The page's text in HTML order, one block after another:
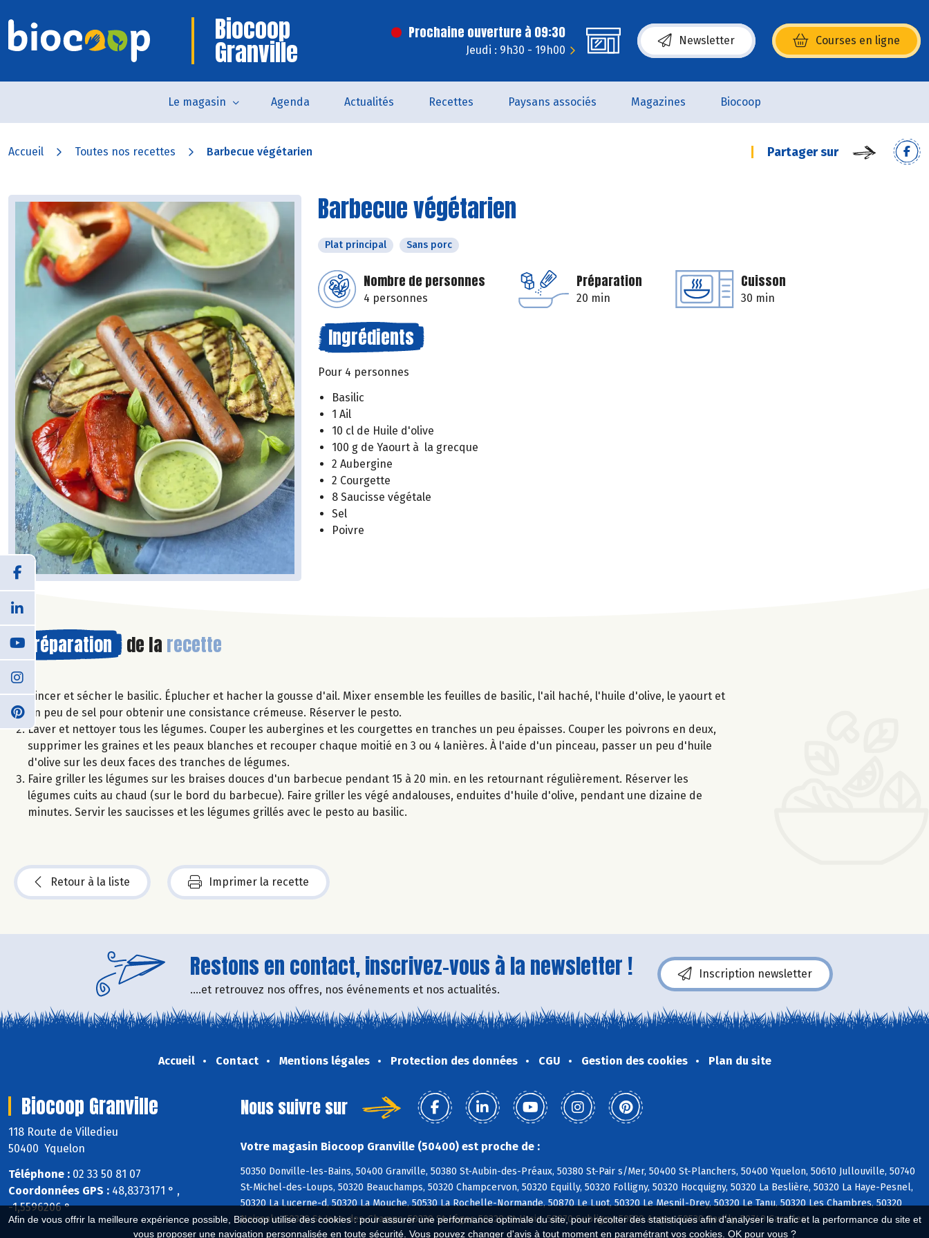
Afin de vous offrir la meilleure expérience possible, Biocoop utilise des cookies : pour assurer une performance optimale du site, pour récolter des statistiques afin d'analyser le trafic et la performance du site et
vous proposer une navigation personnalisée en toute sécurité. Vous pouvez changer d'avis à tout moment en paramétrant vos cookies. OK pour vous ?
Biocoop
Granville
Prochaine ouverture à 09:30
Jeudi : 9h30 - 19h00
Newsletter Courses en ligne
(s’ouvre dans une nouvelle fenêtre)
Le magasin Agenda Actualités Recettes Paysans associés Magazines Biocoop
Accueil Toutes nos recettes Barbecue végétarien Partager sur
Barbecue végétarien
Plat principal Sans porc
Nombre de personnes
4 personnes
Préparation
20 min
Cuisson
30 min
Ingrédients
Pour 4 personnes
Basilic
1 Ail
10 cl de Huile d'olive
100 g de Yaourt à la grecque
2 Aubergine
2 Courgette
8 Saucisse végétale
Sel
Poivre
Préparation de la recette
Rincer et sécher le basilic. Éplucher et hacher la gousse d'ail. Mixer ensemble les feuilles de basilic, l'ail haché, l'huile d'olive, le yaourt et
un peu de sel pour obtenir une consistance crémeuse. Réserver le pesto.
Laver et nettoyer tous les légumes. Couper les aubergines et les courgettes en tranches un peu épaisses. Couper les poivrons en deux,
supprimer les graines et les peaux blanches et recouper chaque moitié en 3 ou 4 lanières. À l'aide d'un pinceau, passer un peu d'huile
d'olive sur les deux faces des tranches de légumes.
Faire griller les légumes sur les braises douces d'un barbecue pendant 15 à 20 min. en les retournant régulièrement. Réserver les
légumes cuits au chaud (sur le bord du barbecue). Faire griller les végé andalouses, enduites d'huile d'olive, pendant une dizaine de
minutes. Servir les saucisses et les légumes grillés avec le pesto au basilic.
Retour à la liste Imprimer la recette
Restons en contact, inscrivez-vous à la newsletter !
....et retrouvez nos offres, nos événements et nos actualités.
Inscription newsletter
Accueil Contact Mentions légales Protection des données CGU Gestion des cookies Plan du site
Biocoop Granville
118 Route de Villedieu
50400 Yquelon
Téléphone : 02 33 50 81 07
Coordonnées GPS : 48,8373171 ° ,
-1,5596206 °
Nous suivre sur
Votre magasin Biocoop Granville (50400) est proche de :
50350 Donville-les-Bains, 50400 Granville, 50380 St-Aubin-des-Préaux, 50380 St-Pair s/Mer, 50400 St-Planchers, 50400 Yquelon, 50610 Jullouville, 50740
St-Michel-des-Loups, 50320 Beauchamps, 50320 Champcervon, 50320 Equilly, 50320 Folligny, 50320 Hocquigny, 50320 La Beslière, 50320 La Haye-Pesnel,
50320 La Lucerne-d, 50320 La Mouche, 50530 La Rochelle-Normande, 50870 Le Luot, 50320 Le Mesnil-Drey, 50320 Le Tanu, 50320 Les Chambres, 50320
Noirpalu, 50320 St-Jean-des-Champs, 50320 St-Léger, 50320 St-Ursin, 50870 Subligny, 50530 Angey, 50530 Bacilly, 50740 Carolles